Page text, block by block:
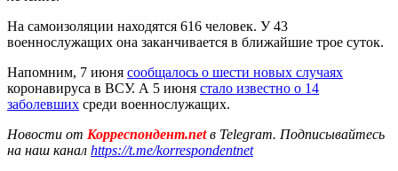
На самоизоляции находятся 616 человек. У 43
военнослужащих она заканчивается в ближайшие трое суток.
Напомним, 7 июня сообщалось о шести новых случаях
коронавируса в ВСУ. А 5 июня стало известно о 14
заболевших среди военнослужащих.
Новости от Корреспондент.netв Telegram. Подписывайтесь
на наш канал https://t.me/korrespondentnet